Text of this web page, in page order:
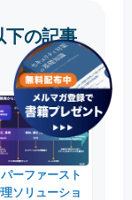
下の記事
ーファースト
ソリューショ